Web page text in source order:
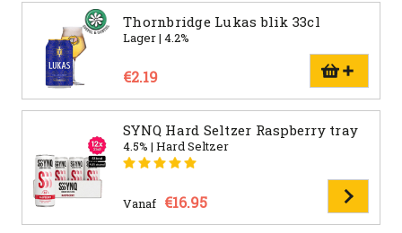
Thornbridge Lukas blik 33cl
Lager | 4.2%
€2.19
SYNQ Hard Seltzer Raspberry tray
4.5% | Hard Seltzer
Vanaf €16.95